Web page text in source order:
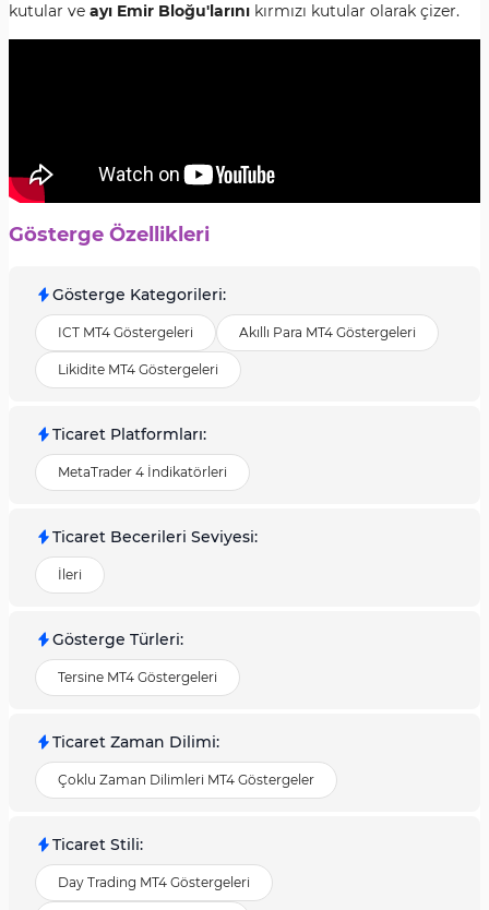
kutular ve ayı Emir Bloğu'larını kırmızı kutular olarak çizer.
Gösterge Özellikleri
Gösterge Kategorileri:
ICT MT4 Göstergeleri Akıllı Para MT4 Göstergeleri
Likidite MT4 Göstergeleri
Ticaret Platformları:
MetaTrader 4 İndikatörleri
Ticaret Becerileri Seviyesi:
İleri
Gösterge Türleri:
Tersine MT4 Göstergeleri
Ticaret Zaman Dilimi:
Çoklu Zaman Dilimleri MT4 Göstergeler
Ticaret Stili:
Day Trading MT4 Göstergeleri